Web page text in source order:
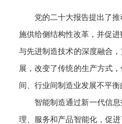
党的二十大报告提出了
施供给侧结构性改革，并促
与先进制造技术的深度融合
展，改变了传统的生产方式
间、行业间制造业发展不平衡
智能制造通过新一代信
理、服务和产品智能化，促